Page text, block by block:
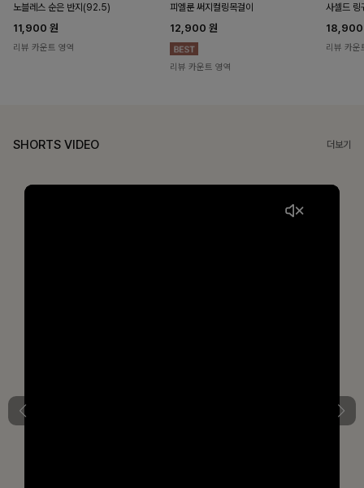
노블레스 순은 반지(92.5)
11,900 원
리뷰 카운트 영역
피엘룬 써지컬링목걸이
12,900 원
리뷰 카운트 영역
사셀드 링
리뷰 카운
SHORTS VIDEO 더보기